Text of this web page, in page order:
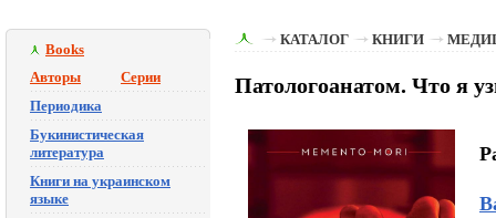
Books
Авторы
Серии
Периодика
Букинистическая
литература
Книги на украинском
языке
КАТАЛОГ КНИГИ
Патологоанатом. Что я